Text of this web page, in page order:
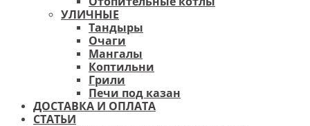
УЛИЧНЫЕ
Тандыры
Очаги
Мангалы
Коптильни
Грили
Печи под казан
ДОСТАВКА И ОПЛАТА
СТАТЬИ